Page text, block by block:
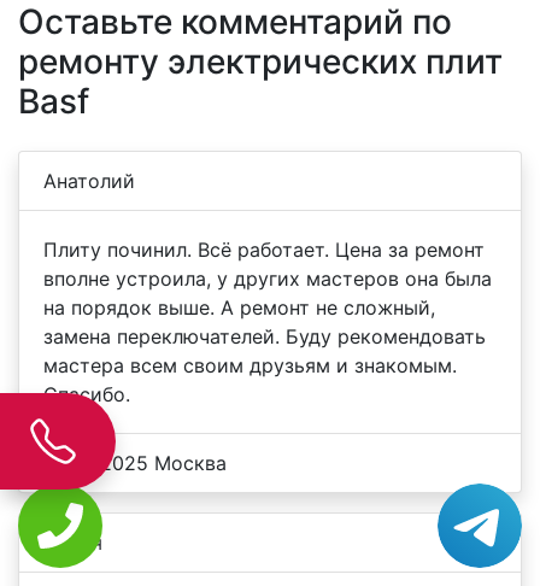
Оставьте комментарий по
ремонту электрических плит
Basf
Анатолий
Плиту починил. Всё работает. Цена за ремонт
вполне устроила, у других мастеров она была
на порядок выше. А ремонт не сложный,
замена переключателей. Буду рекомендовать
мастера всем своим друзьям и знакомым.
Спасибо.
23.06.2025 Москва
Дарья